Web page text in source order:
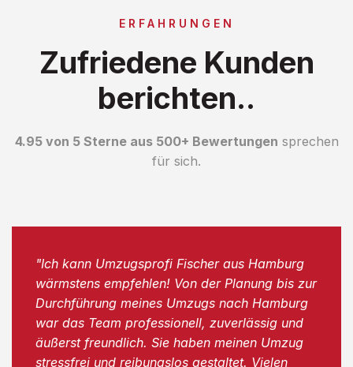
ERFAHRUNGEN
Zufriedene Kunden
berichten..
4.95 von 5 Sterne aus 500+ Bewertungen sprechen
für sich.
"Ich kann Umzugsprofi Fischer aus Hamburg
wärmstens empfehlen! Von der Planung bis zur
Durchführung meines Umzugs nach Hamburg
war das Team professionell, zuverlässig und
äußerst freundlich. Sie haben meinen Umzug
stressfrei und reibungslos gestaltet. Vielen